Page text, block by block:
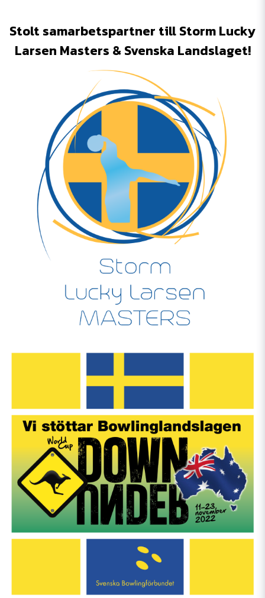
Stolt samarbetspartner till Storm Lucky
Larsen Masters & Svenska Landslaget!